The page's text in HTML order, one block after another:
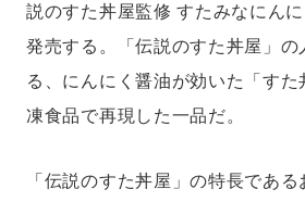
説のすた丼屋監修 すたみなにん
発売する。「伝説のすた丼屋」の
る、にんにく醤油が効いた「す
凍食品で再現した一品だ。
「伝説のすた丼屋」の特長であ